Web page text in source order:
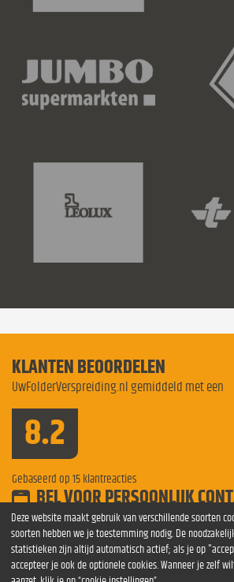
KLANTEN BEOORDELEN
UwFolderVerspreiding.nl gemiddeld met een
8.2
Gebaseerd op 15 klantreacties
BEL VOOR PERSOONLIJK
Bel voor meer informatie0854 841275
verspreiding verspreiden Den Haag
Folderverspreiding Breda
Folderverspreiding Tilburg folders verspreiden
Deze website maakt gebruik van verschillende soorten
soorten hebben we je toestemming nodig. De
statistieken zijn altijd automatisch actief; als je op
accepteer je ook de optionele cookies. Wanneer je zelf